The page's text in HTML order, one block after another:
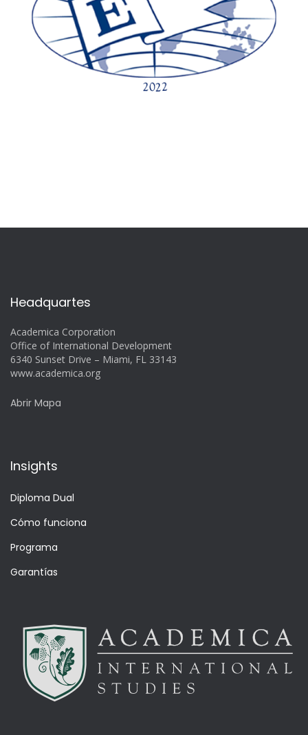
Headquartes
Academica Corporation
Office of International Development
6340 Sunset Drive – Miami, FL 33143
www.academica.org
Abrir Mapa
Insights
Diploma Dual
Cómo funciona
Programa
Garantías